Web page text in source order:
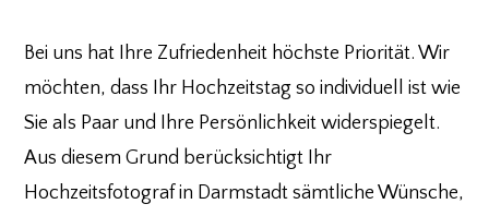
Bei uns hat Ihre Zufriedenheit höchste Priorität. Wir
möchten, dass Ihr Hochzeitstag so individuell ist wie
Sie als Paar und Ihre Persönlichkeit widerspiegelt.
Aus diesem Grund berücksichtigt Ihr
Hochzeitsfotograf in Darmstadt sämtliche Wünsche,